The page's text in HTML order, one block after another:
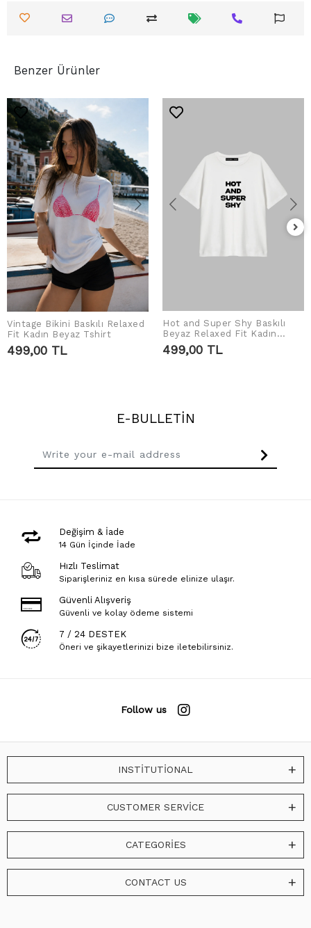
Benzer Ürünler
ADD TO CART
Vintage Bikini Baskılı Relaxed
Fit Kadın Beyaz Tshirt
499,00 TL
ADD TO CART
Hot and Super Shy Baskılı
Beyaz Relaxed Fit Kadın
Tshirt
499,00 TL
E-BULLETİN
Değişim & İade
14 Gün İçinde İade
Hızlı Teslimat
Siparişleriniz en kısa sürede elinize ulaşır.
Güvenli Alışveriş
Güvenli ve kolay ödeme sistemi
7 / 24 DESTEK
Öneri ve şikayetlerinizi bize iletebilirsiniz.
Follow us
INSTİTUTİONAL
CUSTOMER SERVİCE
CATEGORİES
CONTACT US